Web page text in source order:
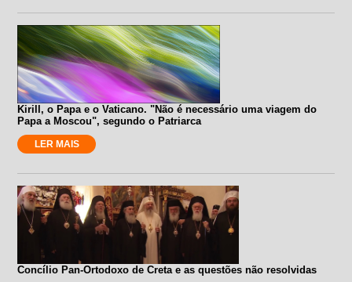
Kirill, o Papa e o Vaticano. "Não é necessário uma viagem do
Papa a Moscou", segundo o Patriarca
LER MAIS
Concílio Pan-Ortodoxo de Creta e as questões não resolvidas